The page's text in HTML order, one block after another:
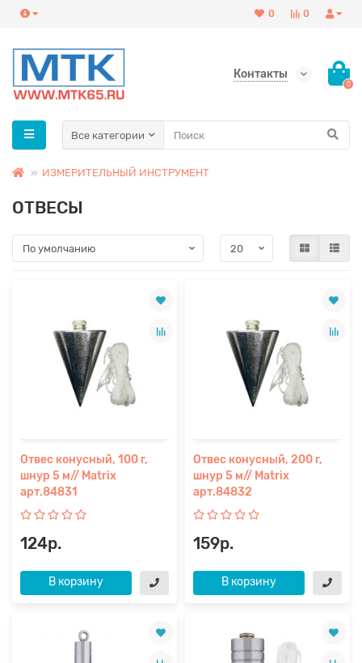
0
0
Контакты
0
Все категории
ИЗМЕРИТЕЛЬНЫЙ ИНСТРУМЕНТ
ОТВЕСЫ
Отвес конусный, 100 г,
шнур 5 м// Matrix
арт.84831
124р.
В корзину
Отвес конусный, 200 г,
шнур 5 м// Matrix
арт.84832
159р.
В корзину